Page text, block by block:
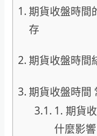
期貨收盤時間
存
期貨收盤時間
期貨收盤時間
1. 期貨
什麼影響